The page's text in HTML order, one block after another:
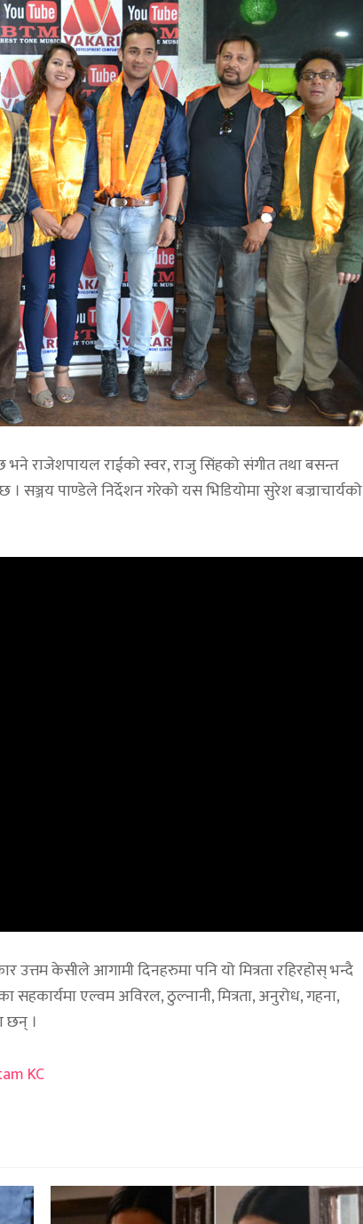
भने राजेशपायल राईको स्वर, राजु सिंहको संगीत तथा बसन्त
छ । सञ्जय पाण्डेले निर्देशन गरेको यस भिडियोमा सुरेश बज्राचार्यको
केसीले आगामी दिनहरुमा पनि यो मित्रता रहिरहोस् भन्दै
सहकार्यमा एल्वम अविरल, ठुल्नानी, मित्रता, अनुरोध, गहना,
छन् ।
KC